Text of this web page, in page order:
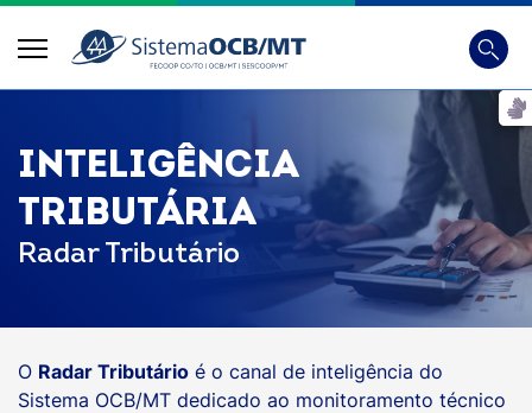
Busca
Digite
INTELIGÊNCIA
TRIBUTÁRIA
Radar Tributário
O Radar Tributário é o canal de inteligência do
Sistema OCB/MT dedicado ao monitoramento técnico